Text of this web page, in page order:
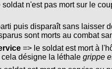
soldat n'est pas mort sur le
puis disparaît sans laisser
sont morts au combat
=> le soldat est mort à
désigne la léthale grippe